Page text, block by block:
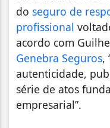
do seguro de
profissional
acordo com
Genebra Seguros,
autenticidade,
série de atos
empresarial”.